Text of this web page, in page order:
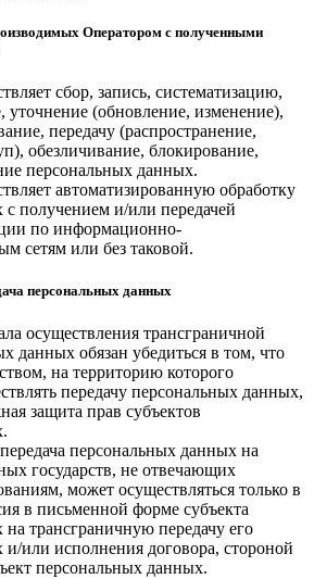
Оператором с полученными
сбор, запись, систематизацию,
уточнение (обновление, изменение),
передачу (распространение,
обезличивание, блокирование,
персональных данных.
автоматизированную обработку
получением и/или передачей
по информационно-
сетям или без таковой.
персональных данных
осуществления трансграничной
данных обязан убедиться в том, что
на территорию которого
передачу персональных данных,
защита прав субъектов
персональных данных на
государств, не отвечающих
может осуществляться только в
в письменной форме субъекта
трансграничную передачу его
или исполнения договора, стороной
персональных данных.